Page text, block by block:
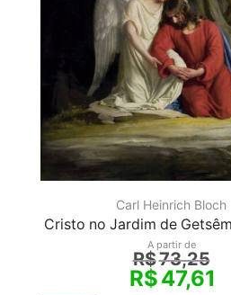
Carl Heinrich Bloch
Cristo no Jardim de
A partir de
R$73,25
R$47,61